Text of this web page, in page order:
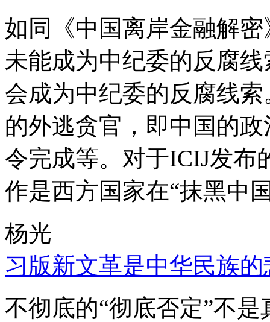
如同《中国离岸金融解
未能成为中纪委的反腐
会成为中纪委的反腐线
的外逃贪官，即中国的
令完成等。对于ICIJ发布
作是西方国家在“抹黑中
杨光
习版新文革是中华民族的
不彻底的“彻底否定”不